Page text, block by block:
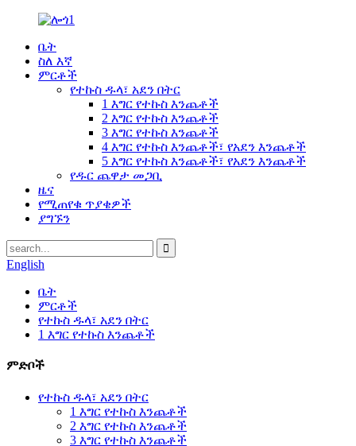
ቤት
ስለ እኛ
ምርቶች
የተኩስ ዱላ፣ አደን በትር
1 እግር የተኩስ እንጨቶች
2 እግር የተኩስ እንጨቶች
3 እግር የተኩስ እንጨቶች
4 እግር የተኩስ እንጨቶች፣ የአደን እንጨቶች
5 እግር የተኩስ እንጨቶች፣ የአደን እንጨቶች
የዱር ጨዋታ መጋቢ
ዜና
የሚጠየቁ ጥያቄዎች
ያግኙን
English
ቤት
ምርቶች
የተኩስ ዱላ፣ አደን በትር
1 እግር የተኩስ እንጨቶች
ምድቦች
የተኩስ ዱላ፣ አደን በትር
1 እግር የተኩስ እንጨቶች
2 እግር የተኩስ እንጨቶች
3 እግር የተኩስ እንጨቶች